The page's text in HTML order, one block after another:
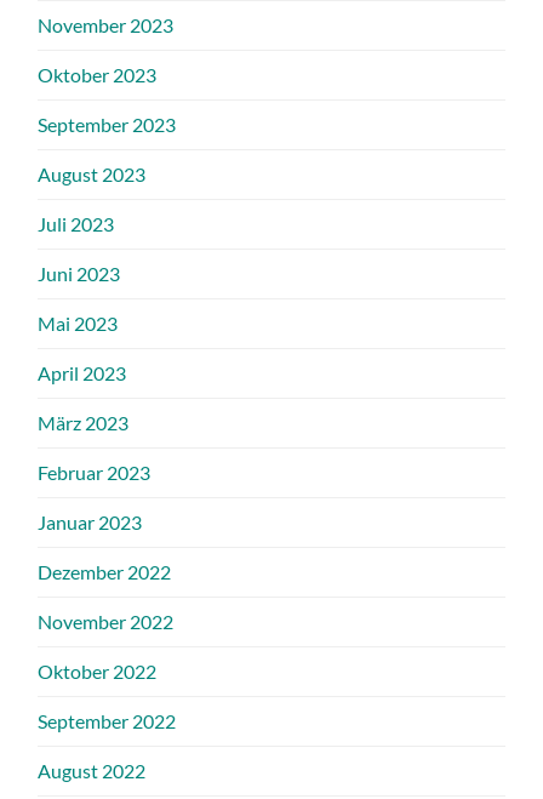
November 2023
Oktober 2023
September 2023
August 2023
Juli 2023
Juni 2023
Mai 2023
April 2023
März 2023
Februar 2023
Januar 2023
Dezember 2022
November 2022
Oktober 2022
September 2022
August 2022